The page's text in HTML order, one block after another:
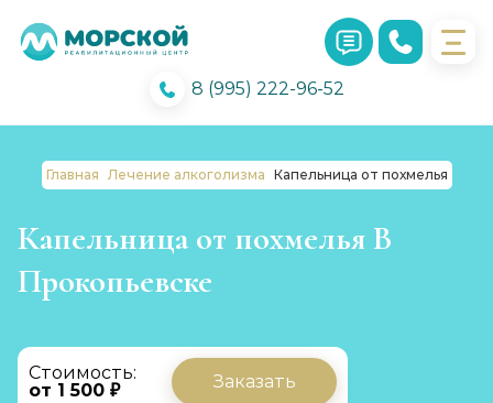
8 (995) 222-96-52
Главная Лечение алкоголизма Капельница от похмелья
Капельница от похмелья В
Прокопьевске
Стоимость:
от 1 500 ₽
Заказать